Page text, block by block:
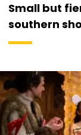
Small but
southern